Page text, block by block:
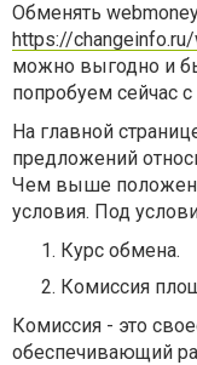
Обменять
https://
можно выгодно и
попробуем сейчас
На главной
предложений
Чем выше
условия. Под
Курс обмена.
Комиссия
Комиссия - это
обеспечивающий